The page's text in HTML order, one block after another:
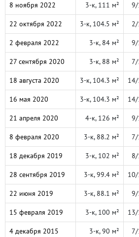
8 ноября 2022 3-к, 111 м² 9/
22 октября 2022 3-к, 104.5 м²
2 февраля 2022 3-к, 84 м² 9/
27 сентября 2020 3-к, 88 м² 7/
18 августа 2020 3-к, 104.3 м²
16 мая 2020 3-к, 104.3 м²
21 апреля 2020 4-к, 126 м² 9/
8 февраля 2020 3-к, 88.2 м² 7/
18 декабря 2019 3-к, 102 м²
28 сентября 2019 3-к, 99.4 м²
22 июня 2019 3-к, 88.1 м² 9/
15 февраля 2019 3-к, 100 м²
4 декабря 2015 3-к, 90 м² 7/